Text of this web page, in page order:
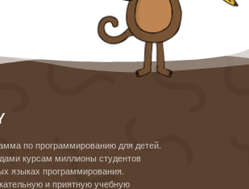
по программированию для детей.
курсам миллионы студентов
языках программирования.
и приятную учебную